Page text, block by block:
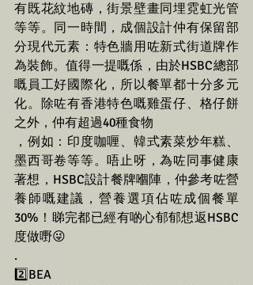
有既花紋地磚，街景壁畫同埋霓虹光管
等等。同一時間，成個設計仲有保留部
分現代元素：特色牆用咗新式街道牌作
為裝飾。值得一提嘅係，由於HSBC總部
嘅員工好國際化，所以餐單都十分多元
化。除咗有香港特色嘅雞蛋仔、格仔餅
之外，仲有超過40種食物
，例如：印度咖喱、韓式素菜炒年糕、
墨西哥卷等等。唔止呀，為咗同事健康
著想，HSBC設計餐牌嗰陣，仲參考咗營
養師嘅建議，營養選項佔咗成個餐單
30%！睇完都已經有啲心郁郁想返HSBC
度做嘢😜
.
2️⃣BEA